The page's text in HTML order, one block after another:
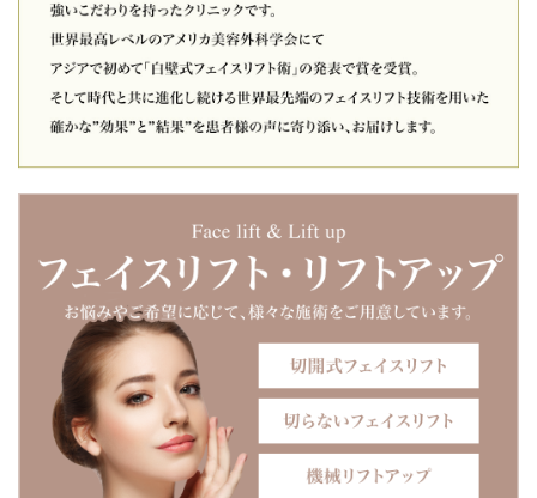
2025-12-26
「年末年始の診療についてのお知らせ」 本年度の最終診察日
は、**12月27日（土）**となります。 年始の診療は、2026年
でのお問い合わせにつきましては、留守番電話にメッセージ
サフォクリニックYOUTUBE「若返りの名医」新動画公
長白壁征夫先生が解説付きで手術を行う動画です。鼻を高く
したい、鼻を綺麗にしたい、他院で行った鼻を修正したいな
どのお悩みがありましたら是非ご覧くださいませ。
2025-12-13
お待たせいたしました。 いよいよサフォクリニック エクソソ
ーム治療開始いたしました。点滴治療（体内健康）・水光注
射（肌治療）・ヘアケア（エクソソームヘア）がスタート。